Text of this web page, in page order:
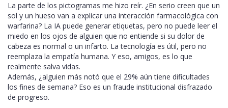
La parte de los pictogramas me hizo reír. ¿En serio creen que un
sol y un hueso van a explicar una interacción farmacológica con
warfarina? La IA puede generar etiquetas, pero no puede leer el
miedo en los ojos de alguien que no entiende si su dolor de
cabeza es normal o un infarto. La tecnología es útil, pero no
reemplaza la empatía humana. Y eso, amigos, es lo que
realmente salva vidas.
Además, ¿alguien más notó que el 29% aún tiene dificultades
los fines de semana? Eso es un fraude institucional disfrazado
de progreso.